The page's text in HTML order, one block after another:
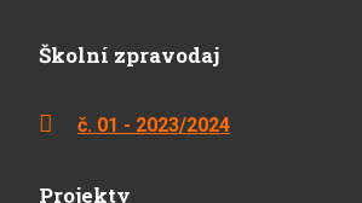
Školní zpravodaj
č. 01 - 2023/2024
Projekty